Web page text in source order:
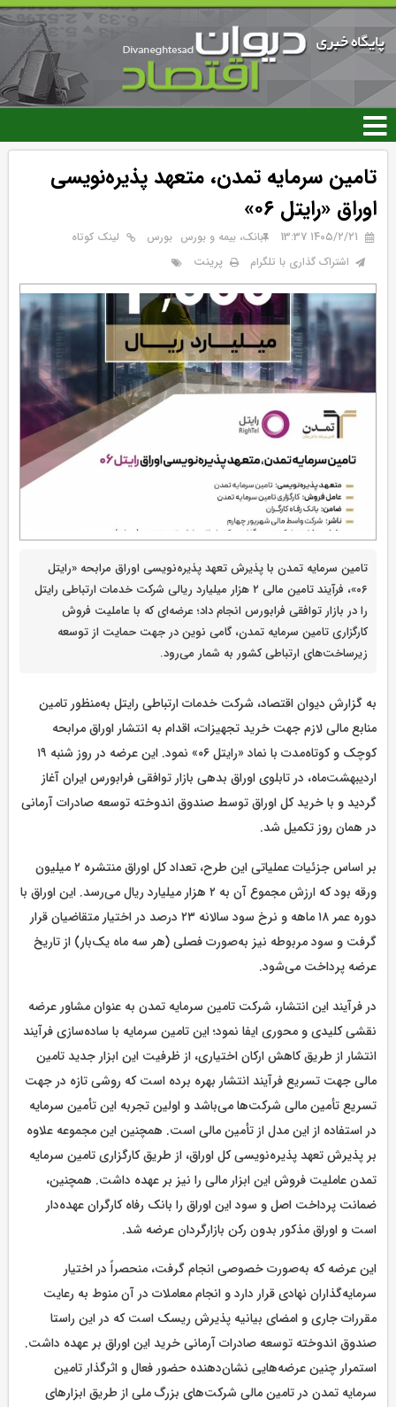
رفتن
محتوای
اصلی
تامین سرمایه تمدن، متعهد پذیره‌نویسی
اوراق «رایتل ۰۶»
۱۴۰۵/۲/۲۱ 13:37 بانک، بیمه و بورس بورس
لینک کوتاه
اشتراک گذاری با تلگرام
پرینت
تامین سرمایه تمدن با پذیرش تعهد پذیره‌نویسی اوراق مرابحه «رایتل
۰۶»، فرآیند تامین مالی ۲ هزار میلیارد ریالی شرکت خدمات ارتباطی رایتل
را در بازار توافقی فرابورس انجام داد؛ عرضه‌ای که با عاملیت فروش
کارگزاری تامین سرمایه تمدن، گامی نوین در جهت حمایت از توسعه
زیرساخت‌های ارتباطی کشور به شمار می‌رود.
به گزارش دیوان اقتصاد، شرکت خدمات ارتباطی رایتل به‌منظور تامین
منابع مالی لازم جهت خرید تجهیزات، اقدام به انتشار اوراق مرابحه
کوچک و کوتاه‌مدت با نماد «رایتل ۰۶» نمود. این عرضه در روز شنبه ۱۹
اردیبهشت‌ماه، در تابلوی اوراق بدهی بازار توافقی فرابورس ایران آغاز
گردید و با خرید کل اوراق توسط صندوق اندوخته توسعه صادرات آرمانی
در همان روز تکمیل شد.
بر اساس جزئیات عملیاتی این طرح، تعداد کل اوراق منتشره ۲ میلیون
ورقه بود که ارزش مجموع آن به ۲ هزار میلیارد ریال می‌رسد. این اوراق با
دوره عمر ۱۸ ماهه و نرخ سود سالانه ۲۳ درصد در اختیار متقاضیان قرار
گرفت و سود مربوطه نیز به‌صورت فصلی (هر سه ماه یک‌بار) از تاریخ
عرضه پرداخت می‌شود.
در فرآیند این انتشار، شرکت تامین سرمایه تمدن به عنوان مشاور عرضه
نقشی کلیدی و محوری ایفا نمود؛ این تامین سرمایه با ساده‌سازی فرآیند
انتشار از طریق کاهش ارکان اختیاری، از ظرفیت این ابزار جدید تامین
مالی جهت تسریع فرآیند انتشار بهره برده‌ است که روشی تازه در جهت
تسریع تأمین مالی شرکت‌ها می‌باشد و اولین تجربه این تأمین سرمایه
در استفاده از این مدل از تأمین مالی است. همچنین این مجموعه علاوه‌
بر پذیرش تعهد پذیره‌نویسی کل اوراق، از طریق کارگزاری تامین سرمایه
تمدن عاملیت فروش این ابزار مالی را نیز بر عهده داشت. همچنین،
ضمانت پرداخت اصل و سود این اوراق را بانک رفاه کارگران عهده‌دار
است و اوراق مذکور بدون رکن بازارگردان عرضه شد.
این عرضه که به‌صورت خصوصی انجام گرفت، منحصراً در اختیار
سرمایه‌گذاران نهادی قرار دارد و انجام معاملات در آن منوط به رعایت
مقررات جاری و امضای بیانیه پذیرش ریسک است که در این راستا
صندوق اندوخته توسعه صادرات آرمانی خرید این اوراق بر عهده داشت.
استمرار چنین عرضه‌هایی نشان‌دهنده حضور فعال و اثرگذار تامین
سرمایه تمدن در تامین مالی شرکت‌های بزرگ ملی از طریق ابزارهای